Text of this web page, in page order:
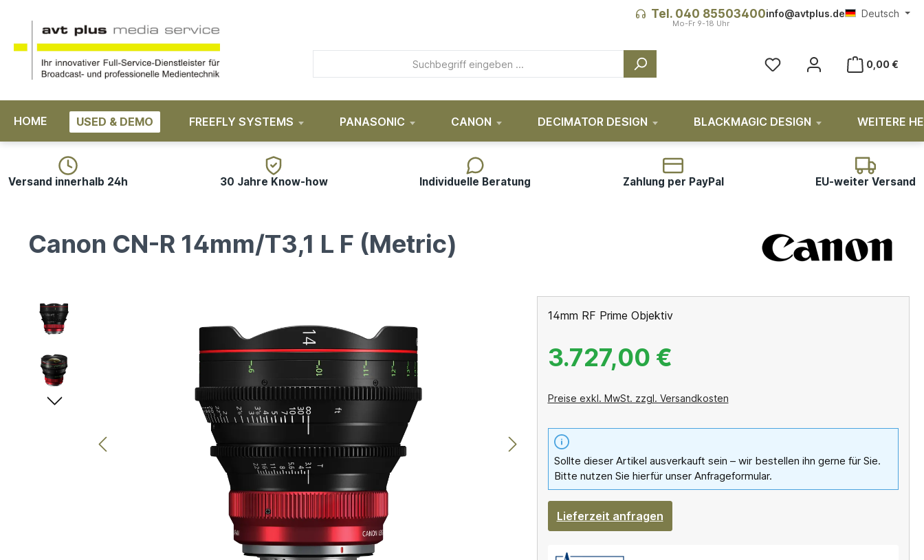
Deutsch
Tel. 040 85503400info@avtplus.de
0,00 €
HOME USED & DEMO FREEFLY SYSTEMS PANASONIC CANON DECIMATOR DESIGN BLACKMAGIC DESIGN WEITERE
Versand innerhalb 24h 30 Jahre Know-how Individuelle Beratung Zahlung per PayPal EU-weiter Versand
Canon CN-R 14mm/T3,1 L F (Metric)
Bildergalerie überspringen
14mm RF Prime Objektiv
3.727,00 €
Preise exkl. MwSt. zzgl. Versandkosten
Sollte dieser Artikel ausverkauft sein – wir bestellen ihn gerne für Sie.
Bitte nutzen Sie hierfür unser Anfrageformular.
Lieferzeit anfragen